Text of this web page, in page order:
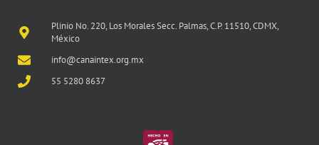
Plinio No. 220, Los Morales Secc. Palmas, C.P. 11510, CDMX,
México
info@canaintex.org.mx
55 5280 8637